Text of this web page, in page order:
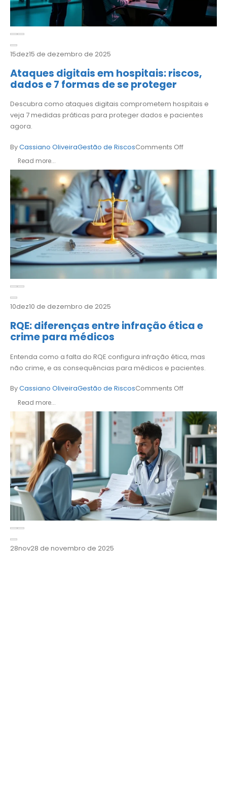
15dez15 de dezembro de 2025
Ataques digitais em hospitais: riscos,
dados e 7 formas de se proteger
Descubra como ataques digitais comprometem hospitais e
veja 7 medidas práticas para proteger dados e pacientes
agora.
ByCassiano OliveiraGestão de RiscosComments Off
Read more...
10dez10 de dezembro de 2025
RQE: diferenças entre infração ética e
crime para médicos
Entenda como a falta do RQE configura infração ética, mas
não crime, e as consequências para médicos e pacientes.
ByCassiano OliveiraGestão de RiscosComments Off
Read more...
28nov28 de novembro de 2025